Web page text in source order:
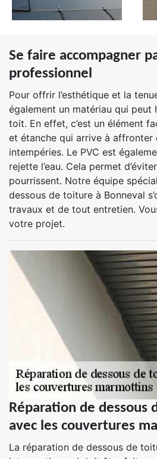
Se faire accompagner
professionnel
Pour offrir l’esthétique et la
également un matériau qui peut
toit. En effet, c’est un élément
et étanche qui arrive à affronter
intempéries. Le PVC est
rejette l’eau. Cela permet
pourrissent. Notre équipe
dessous de toiture à Bonneval
travaux et de tout entretien.
votre projet.
Réparation de dessous
avec les couvertures
La réparation de dessous de